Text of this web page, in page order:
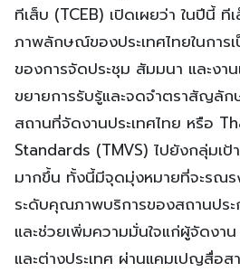
ทีเส็บ (TCEB) เปิดเผยว่า ในปีนี้ ที
ภาพลักษณ์ของประเทศไทยในการ
ของการจัดประชุม สัมมนา และงา
ขยายการรับรู้และจดจำตราสัญลั
สถานที่จัดงานประเทศไทย หรือ
Standards (TMVS) ไปยังกลุ่มเป้
มากขึ้น ทั้งนี้มีจุดมุ่งหมายที่จะรณ
ระดับคุณภาพบริการของสถานประ
และช่วยเพิ่มความมั่นใจแก่ผู้จัดงา
และต่างประเทศ ผ่านแคมเปญสื่อ